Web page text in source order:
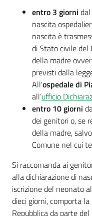
Novità
Scuole
Imprese
ed Enti
Seguici
su
entro 3 giorni
nascita
nascita è
di Stato civile del
della madre
previsti dalla
All'ospedale di
all’ufficio
entro 10 giorni
dei genitori o, se
della madre,
Comune nel cui
Si raccomanda ai
alla dichiarazione di
iscrizione del neonato
dieci giorni, comporta
Repubblica da parte